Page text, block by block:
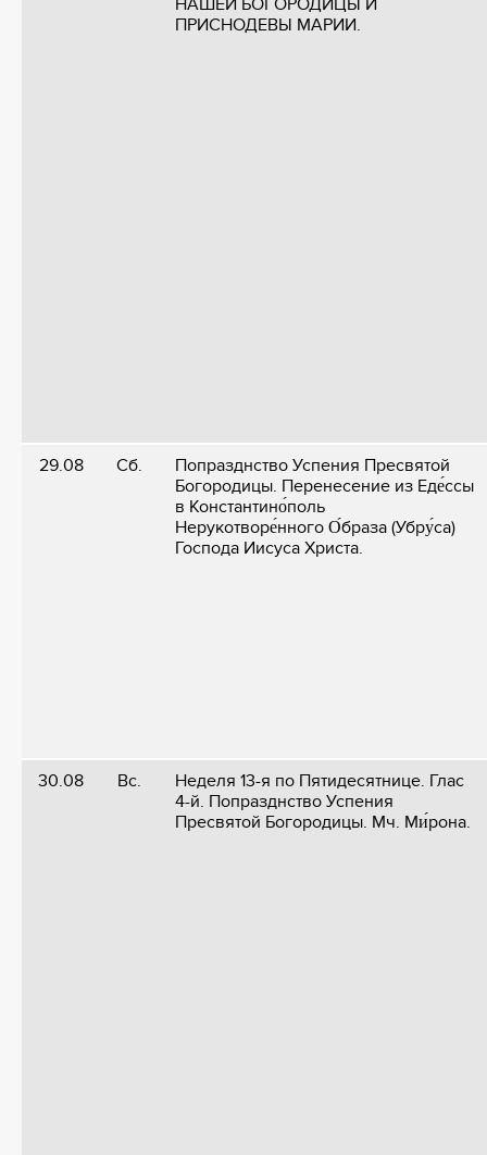
НАШЕЙ БОГОРОДИЦЫ И
ПРИСНОДЕВЫ МАРИИ.
29.08 Сб.
Попразднство Успения Пресвятой
Богородицы. Перенесение из Еде́ссы
в Константино́поль
Нерукотворе́нного О́браза (Убру́са)
Господа Иисуса Христа.
30.08 Вс.
Неделя 13-я по Пятидесятнице. Глас
4-й. Попразднство Успения
Пресвятой Богородицы. Мч. Ми́рона.